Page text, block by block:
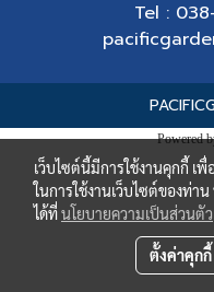
Tel :
Powered
เว็บไซต์นี้มีการใช้งานคุกกี้
ในการใช้งานเว็บไซต์ของท่า
ได้ที่นโยบายความเป็นส่วนตัว
ตั้งค่าคุกกี้